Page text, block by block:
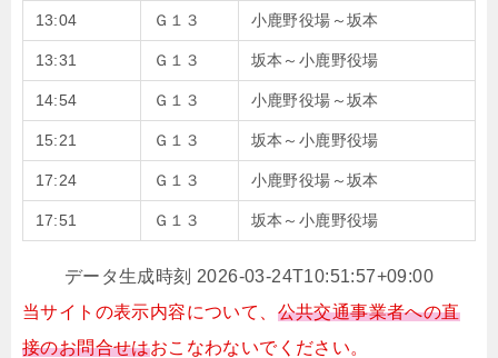
13:04 Ｇ１３ 小鹿野役場～坂本
13:31 Ｇ１３ 坂本～小鹿野役場
14:54 Ｇ１３ 小鹿野役場～坂本
15:21 Ｇ１３ 坂本～小鹿野役場
17:24 Ｇ１３ 小鹿野役場～坂本
17:51 Ｇ１３ 坂本～小鹿野役場
データ生成時刻 2026-03-24T10:51:57+09:00
当サイトの表示内容について、 公共交通事業者への直
接のお問合せはおこなわないでください。